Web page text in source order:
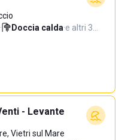
· Doccia calda·e altri 3…
- Levante
Vietri sul Mare